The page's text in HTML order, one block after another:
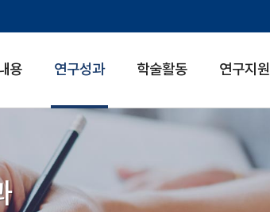
용 연구성과 학술활동 연구지원